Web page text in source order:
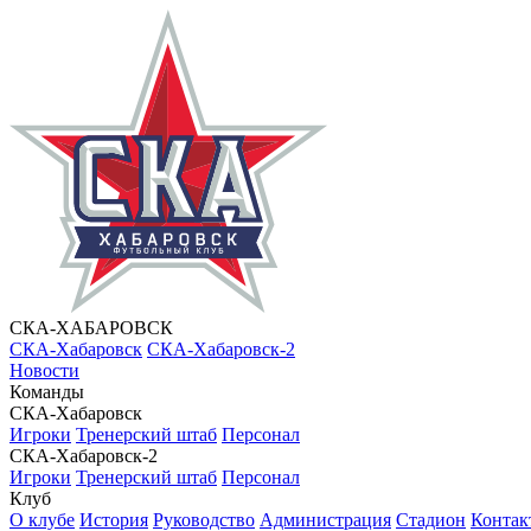
СКА-ХАБАРОВСК
СКА-Хабаровск СКА-Хабаровск-2
Новости
Команды
СКА-Хабаровск
Игроки Тренерский штаб Персонал
СКА-Хабаровск-2
Игроки Тренерский штаб Персонал
Клуб
О клубе История Руководство Администрация Стадион